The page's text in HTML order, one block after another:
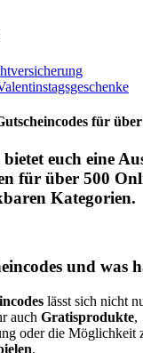
für
bietet euch eine
für über 500
Kategorien.
und was
lässt sich nicht
auch Gratisprodukte,
oder die Möglichkeit
.